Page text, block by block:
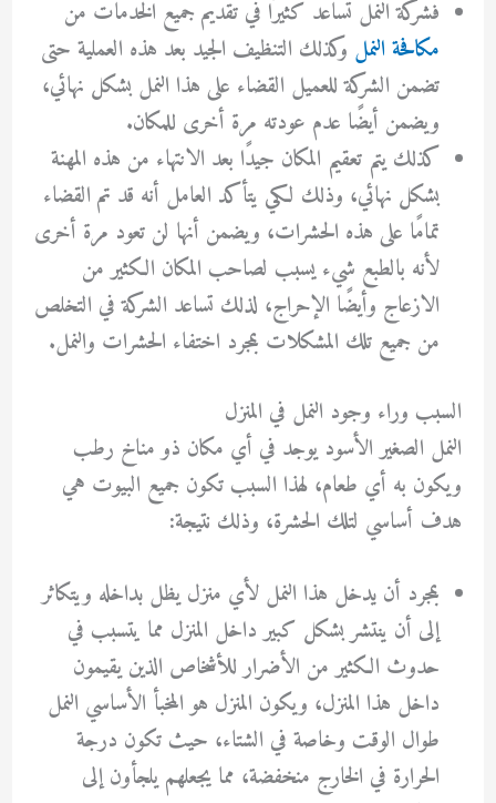
فشركة النمل تساعد كثيرًا في تقديم جميع الخدمات من
مكافحة النمل وكذلك التنظيف الجيد بعد هذه العملية حتى
تضمن الشركة للعميل القضاء على هذا النمل بشكل نهائي،
ويضمن أيضًا عدم عودته مرة أخرى للمكان.
كذلك يتم تعقيم المكان جيدًا بعد الانتهاء من هذه المهنة
بشكل نهائي، وذلك لكي يتأكد العامل أنه قد تم القضاء
تمامًا على هذه الحشرات، ويضمن أنها لن تعود مرة أخرى
لأنه بالطبع شيء يسبب لصاحب المكان الكثير من
الازعاج وأيضًا الإحراج، لذلك تساعد الشركة في التخلص
من جميع تلك المشكلات بمجرد اختفاء الحشرات والنمل.
السبب وراء وجود النمل في المنزل
النمل الصغير الأسود يوجد في أي مكان ذو مناخ رطب
ويكون به أي طعام، لهذا السبب تكون جميع البيوت هي
هدف أساسي لتلك الحشرة، وذلك نتيجة:
بمجرد أن يدخل هذا النمل لأي منزل يظل بداخله ويتكاثر
إلى أن ينتشر بشكل كبير داخل المنزل مما يتسبب في
حدوث الكثير من الأضرار للأشخاص الذين يقيمون
داخل هذا المنزل، ويكون المنزل هو المخبأ الأساسي النمل
طوال الوقت وخاصة في الشتاء، حيث تكون درجة
الحرارة في الخارج منخفضة، مما يجعلهم يلجأون إلى